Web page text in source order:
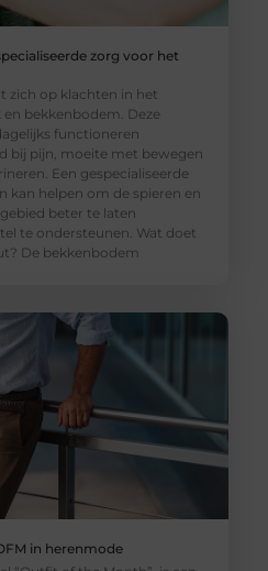
zorg voor het
zich op klachten in het
bekkenbodem. Deze
functioneren
bij pijn, moeite met bewegen
Een gespecialiseerde
kan helpen om de spieren en
beter te laten
te ondersteunen. Wat doet
De bekkenbodem
in herenmode